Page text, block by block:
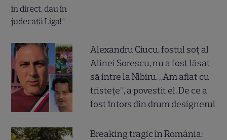
Alexandru Ciucu, fostul soț al
Alinei Sorescu, nu a fost lăsat
să intre la Nibiru. „Am aflat cu
tristețe”, a povestit el. De ce a
fost întors din drum designerul
Breaking tragic în România: